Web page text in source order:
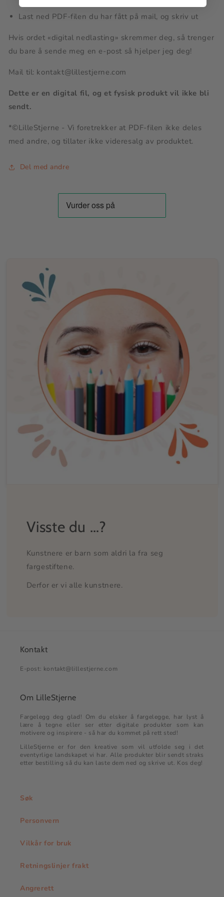
Last ned PDF-filen du har fått på mail, og skriv ut
Hvis ordet «digital nedlasting» skremmer deg, så trenger
du bare å sende meg en e-post så hjelper jeg deg!
Mail til: kontakt@lillestjerne.com
Dette er en digital fil, og et fysisk produkt vil ikke bli
sendt.
*©LilleStjerne - Vi foretrekker at PDF-filen ikke deles
med andre, og tillater ikke videresalg av produktet.
Del med andre
Visste du …?
Kunstnere er barn som aldri la fra seg
fargestiftene.
Derfor er vi alle kunstnere.
Kontakt
E-post: kontakt@lillestjerne.com
Om LilleStjerne
Fargelegg deg glad! Om du elsker å fargelegge, har lyst å
lære å tegne eller ser etter digitale produkter som kan
motivere og inspirere - så har du kommet på rett sted!
LilleStjerne er for den kreative som vil utfolde seg i det
eventyrlige landskapet vi har. Alle produkter blir sendt straks
etter bestilling så du kan laste dem ned og skrive ut. Kos deg!
Søk
Personvern
Vilkår for bruk
Retningslinjer frakt
Angrerett